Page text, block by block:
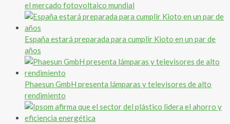
el mercado fotovoltaico mundial
España estará preparada para cumplir Kioto en un par de
años
Phaesun GmbH presenta lámparas y televisores de alto
rendimiento